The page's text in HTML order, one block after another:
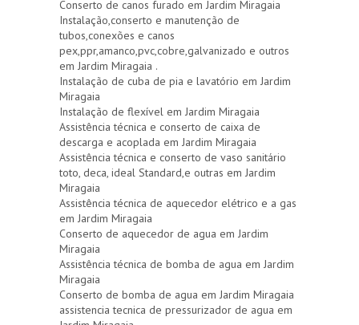
Conserto de canos furado em Jardim Miragaia
Instalação,conserto e manutenção de
tubos,conexões e canos
pex,ppr,amanco,pvc,cobre,galvanizado e outros
em Jardim Miragaia .
Instalação de cuba de pia e lavatório em Jardim
Miragaia
Instalação de flexível em Jardim Miragaia
Assistência técnica e conserto de caixa de
descarga e acoplada em Jardim Miragaia
Assistência técnica e conserto de vaso sanitário
toto, deca, ideal Standard,e outras em Jardim
Miragaia
Assistência técnica de aquecedor elétrico e a gas
em Jardim Miragaia
Conserto de aquecedor de agua em Jardim
Miragaia
Assistência técnica de bomba de agua em Jardim
Miragaia
Conserto de bomba de agua em Jardim Miragaia
assistencia tecnica de pressurizador de agua em